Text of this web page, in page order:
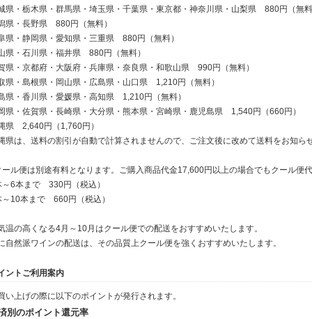
県・栃木県・群馬県・埼玉県・千葉県・東京都・神奈川県・山梨県 880円（無料
県・長野県 880円（無料）
県・静岡県・愛知県・三重県 880円（無料）
県・石川県・福井県 880円（無料）
県・京都府・大阪府・兵庫県・奈良県・和歌山県 990円（無料）
県・島根県・岡山県・広島県・山口県 1,210円（無料）
県・香川県・愛媛県・高知県 1,210円（無料）
県・佐賀県・長崎県・大分県・熊本県・宮崎県・鹿児島県 1,540円（660円）
県 2,640円（1,760円）
県は、送料の割引が自動で計算されませんので、ご注文後に改めて送料をお知ら
ール便は別途有料となります。ご購入商品代金17,600円以上の場合でもクール便代
～6本まで 330円（税込）
～10本まで 660円（税込）
温の高くなる4月～10月はクール便での配送をおすすめいたします。
自然派ワインの配送は、その品質上クール便を強くおすすめいたします。
ントご利用案内
い上げの際に以下のポイントが発行されます。
別のポイント還元率